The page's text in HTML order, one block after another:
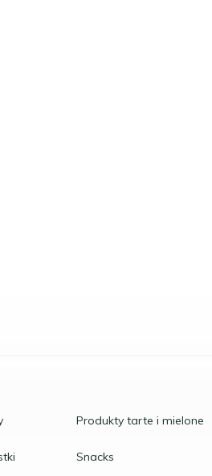
Produkty tarte i mielone
Snacks